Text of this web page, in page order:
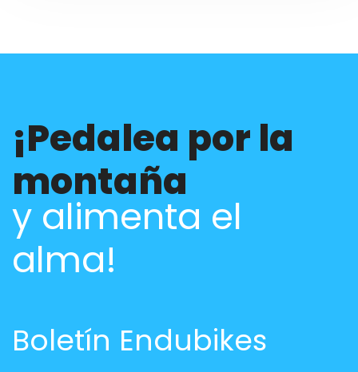
¡Pedalea por la
montaña
y alimenta el
alma!
Boletín Endubikes